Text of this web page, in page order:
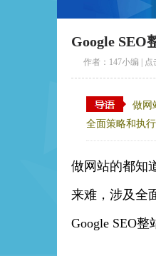
Google SEO
作者：147小编 | 点
做网
全面策略和执
做网站的都知
来难，涉及全
Google SEO